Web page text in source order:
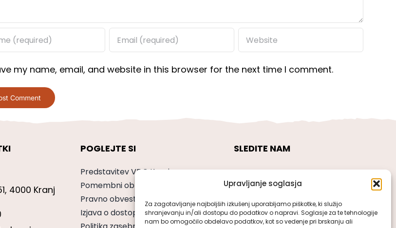
Upravljanje soglasja
Za zagotavljanje najboljših izkušenj uporabljamo piškotke, ki služijo
shranjevanju in/ali dostopu do podatkov o napravi. Soglasje za te tehnologije
nam bo omogočilo obdelavo podatkov, kot so vedenje pri brskanju ali
my name, email, and website in this browser for the next time I comment.
4000 Kranj
POGLEJTE SI
Predstavitev VDC Kranj
Pomembni obrazci
Pravno obvestilo
Izjava o dostopnosti
SLEDITE NAM